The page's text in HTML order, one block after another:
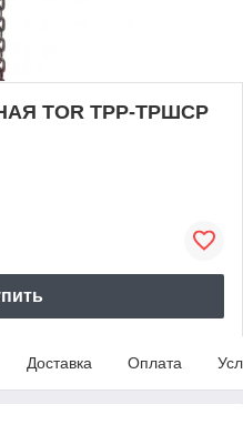
TOR ТРР-ТРШСР
Доставка Оплата